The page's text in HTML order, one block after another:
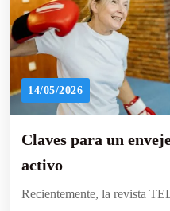
14/05/2026
Claves para un
activo
Recientemente, la revista